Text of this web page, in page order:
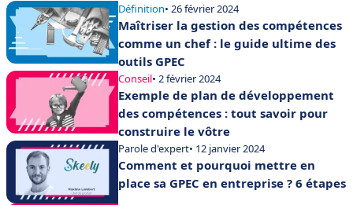
Définition• 26 février 2024
Maîtriser la gestion des compétences
comme un chef : le guide ultime des
outils GPEC
Conseil• 2 février 2024
Exemple de plan de développement
des compétences : tout savoir pour
construire le vôtre
Parole d'expert• 12 janvier 2024
Comment et pourquoi mettre en
place sa GPEC en entreprise ? 6 étapes